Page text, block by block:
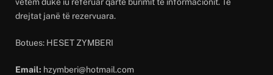
drejtat janë të rezervuara.
Botues: HESET ZYMBERI
Email: hzymberi@hotmail.com